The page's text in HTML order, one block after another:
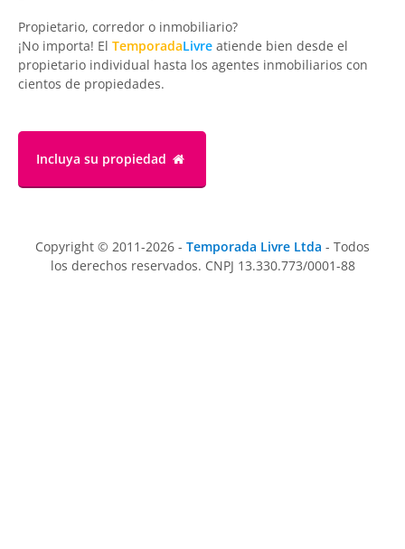
Propietario, corredor o inmobiliario?
¡No importa! El TemporadaLivre atiende bien desde el
propietario individual hasta los agentes inmobiliarios con
cientos de propiedades.
Incluya su propiedad
Copyright © 2011-2026 - Temporada Livre Ltda - Todos
los derechos reservados. CNPJ 13.330.773/0001-88